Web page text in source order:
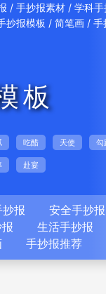
/ 手抄报素材 / 学科手
抄报模板 / 简笔画 / 手
板
吃醋 天使 勾
赴宴
抄报 安全手抄报
生活手抄报
手抄报推荐